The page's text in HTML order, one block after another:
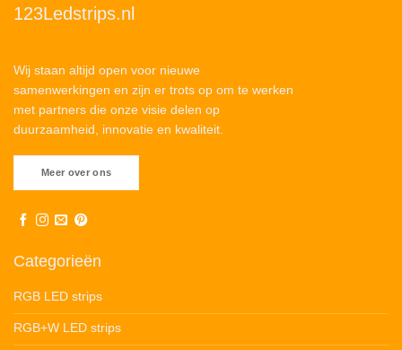
123Ledstrips.nl
Wij staan altijd open voor nieuwe
samenwerkingen en zijn er trots op om te werken
met partners die onze visie delen op
duurzaamheid, innovatie en kwaliteit.
Meer over ons
Categorieën
RGB LED strips
RGB+W LED strips